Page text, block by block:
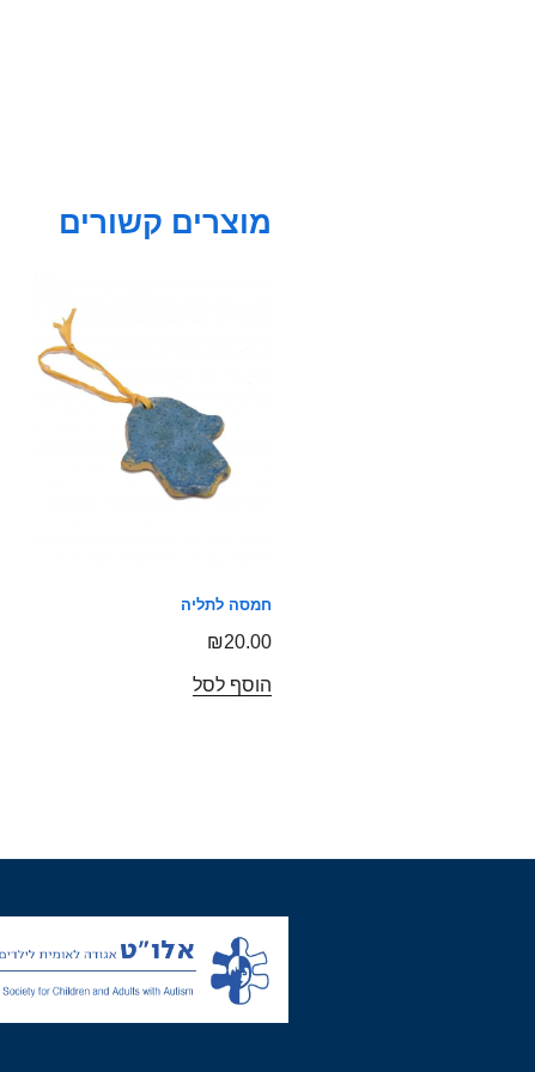
מוצרים קשורים
חמסה לתליה
₪20.00
הוסף לסל